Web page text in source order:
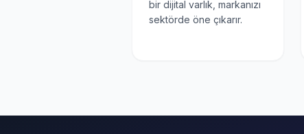
bir dijital varlık, markanızı
sektörde öne çıkarır.